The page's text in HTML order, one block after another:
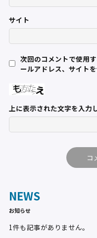
サイト
次回のコメントで使用
ールアドレス、サイトを
上に表示された文字を入力
NEWS
お知らせ
1件も記事がありません。